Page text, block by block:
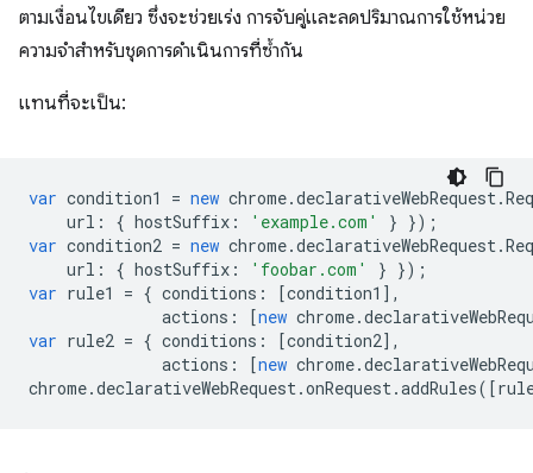
ตามเงื่อนไขเดียว ซึ่งจะช่วยเร่ง การจับคู่และลดปริมาณการใช้หน่วย
ความจำสำหรับชุดการดำเนินการที่ซ้ำกัน
แทนที่จะเป็น:
var condition1 = new chrome.declarativeWebRequest.
url : { hostSuffix : 'example.com' } });
var condition2 = new chrome.declarativeWebRequest.
url : { hostSuffix : 'foobar.com' } });
var rule1 = { conditions : [condition1 ],
actions : [new chrome.
var rule2 = { conditions : [condition2],
actions : [new chrome.
chrome.declarativeWebRequest.onRequest.addRules([